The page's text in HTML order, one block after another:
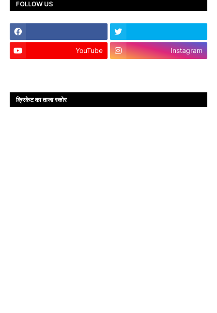
FOLLOW US
YouTube Instagram
क्रिकेट का ताजा स्कोर